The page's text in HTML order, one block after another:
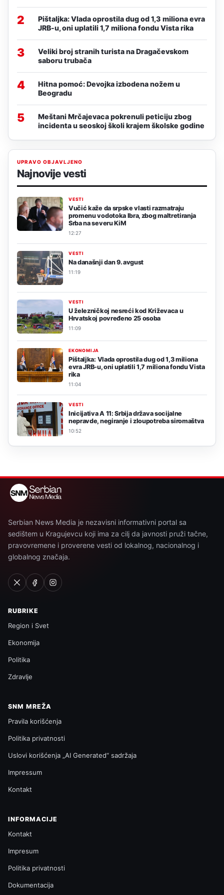
2
Pištaljka: Vlada oprostila dug od 1,3 miliona evra
JRB-u, oni uplatili 1,7 miliona fondu Vista rika
3
Veliki broj stranih turista na Dragačevskom
saboru trubača
4
Hitna pomoć: Devojka izbodena nožem u
Beogradu
5
Meštani Mrčajevaca pokrenuli peticiju zbog
incidenta u seoskoj školi krajem školske godine
UPRAVO OBJAVLJENO
Najnovije vesti
VESTI
Vučić kaže da srpske vlasti razmatraju
promenu vodotoka Ibra, zbog maltretiranja
Srba na severu KiM
12:27
VESTI
Na današnji dan 9. avgust
11:19
VESTI
U železničkoj nesreći kod Križevaca u
Hrvatskoj povređeno 25 osoba
11:09
EKONOMIJA
Pištaljka: Vlada oprostila dug od 1,3 miliona
evra JRB-u, oni uplatili 1,7 miliona fondu Vista
rika
11:04
VESTI
Inicijativa A 11: Srbija država socijalne
nepravde, negiranje i zloupotreba siromaštva
10:52
Serbian News Media je nezavisni informativni portal sa
sedištem u Kragujevcu koji ima za cilj da javnosti pruži tačne,
pravovremene i proverene vesti od lokalnog, nacionalnog i
globalnog značaja.
RUBRIKE
Region i Svet
Ekonomija
Politika
Zdravlje
SNM MREŽA
Pravila korišćenja
Politika privatnosti
Uslovi korišćenja „AI Generated“ sadržaja
Impressum
Kontakt
INFORMACIJE
Kontakt
Impresum
Politika privatnosti
Dokumentacija